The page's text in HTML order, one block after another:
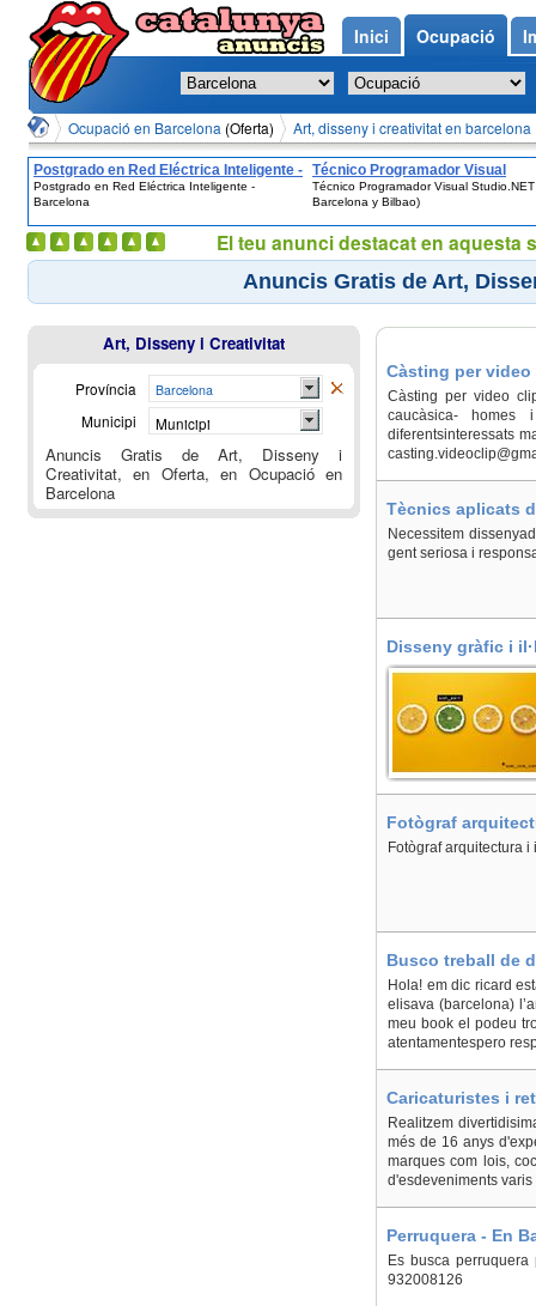
Ocupació en Barcelona (Oferta) Art, disseny i creativitat en barcelona
Postgrado en Red Eléctrica Inteligente -
Barcelona
Postgrado en Red Eléctrica Inteligente -
Barcelona
Técnico Programador Visual
Studio.NET (Sólo Barcelona y
Técnico Programador Visual
Barcelona y Bilbao)
Anuncis Gratis de Art,
Càsting per
Càsting per video
caucàsica- homes
diferentsinteressats
Tècnics aplicats
Necessitem
gent seriosa i
Disseny gràfic i
Fotògraf
Fotògraf arquitectura
Busco treball de
Hola! em dic ricard
elisava (barcelona)
meu book el podeu
atentamentespero
Caricaturistes i
Realitzem
més de 16 anys
marques com lois,
d'esdeveniments
Perruquera - En
Es busca
932008126
Art, Disseny i Creativitat
Província Barcelona
Municipi Municipi
Anuncis Gratis de Art, Disseny i
Creativitat, en Oferta, en Ocupació en
Barcelona
Inici Ocupació
El teu anunci destacat en aquesta